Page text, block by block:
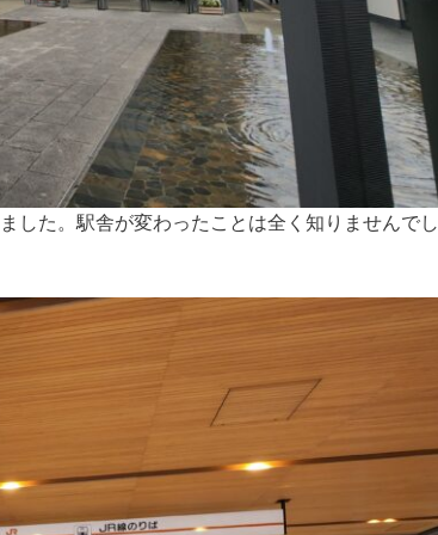
した。駅舎が変わったことは全く知りませんでし